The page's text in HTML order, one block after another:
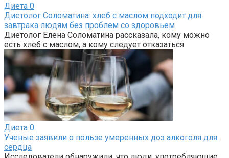
Диета 0
Диетолог Соломатина: хлеб с маслом подходит для
завтрака людям без проблем со здоровьем
Диетолог Елена Соломатина рассказала, кому можно
есть хлеб с маслом, а кому следует отказаться
Диета 0
Ученые заявили о пользе умеренных доз алкоголя для
сердца